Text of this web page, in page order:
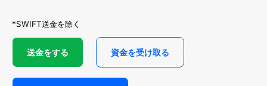
*SWIFT送金を除く
送金をする 資金を受け取る